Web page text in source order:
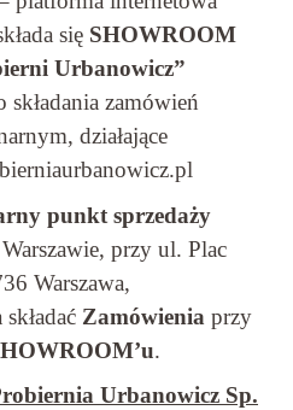
się SHOWROOM
Urbanowicz”
składania zamówień
działające
punkt sprzedaży
przy ul. Plac
Warszawa,
Zamówienia przy
.
Urbanowicz Sp.